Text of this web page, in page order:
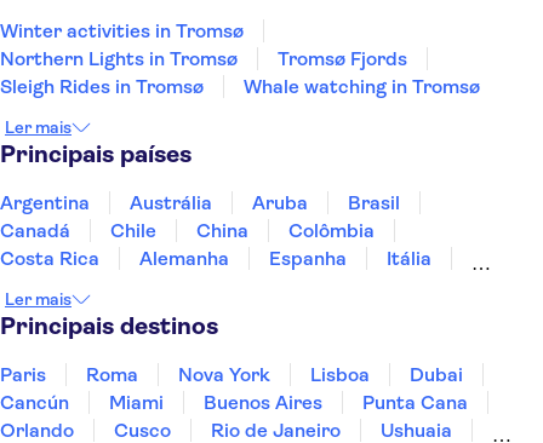
Winter activities in Tromsø
Northern Lights in Tromsø
Tromsø Fjords
Sleigh Rides in Tromsø
Whale watching in Tromsø
Ler mais
Principais países
Argentina Austrália Aruba
Brasil
Canadá
Chile China
Colômbia
Costa Rica
Alemanha Espanha
Itália
Panamá
Peru
Ler mais
Principais destinos
Paris Roma Nova York Lisboa
Dubai
Cancún
Miami Buenos Aires
Punta Cana
Orlando
Cusco Rio de Janeiro
Ushuaia